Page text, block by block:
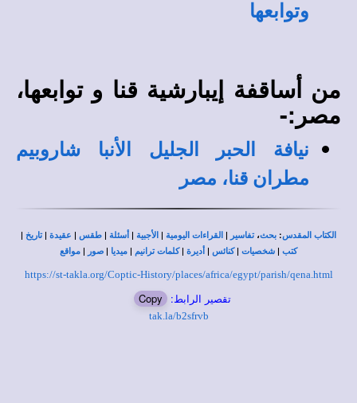
وتوابعها
من أساقفة إيبارشية قنا و توابعها،
مصر:-
نيافة الحبر الجليل الأنبا شاروبيم
مطران قنا، مصر
الكتاب المقدس: بحث،تفاسير | القراءات اليومية | الأجبية | أسئلة | طقس | عقيدة |تاريخ |
كتب | شخصيات |كنائس | أديرة |كلمات ترانيم | ميديا | صور | مواقع
https://st-takla.org/Coptic-History/places/africa/egypt/parish/qena.html
تقصير الرابط: Copy
tak.la/b2sfrvb